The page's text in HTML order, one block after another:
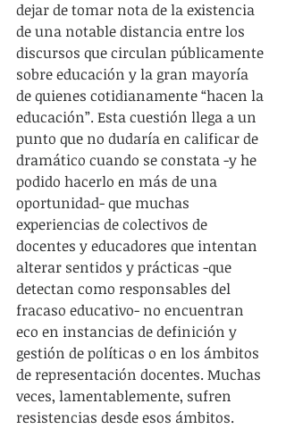
dejar de tomar nota de la existencia
de una notable distancia entre los
discursos que circulan públicamente
sobre educación y la gran mayoría
de quienes cotidianamente “hacen la
educación”. Esta cuestión llega a un
punto que no dudaría en calificar de
dramático cuando se constata -y he
podido hacerlo en más de una
oportunidad- que muchas
experiencias de colectivos de
docentes y educadores que intentan
alterar sentidos y prácticas -que
detectan como responsables del
fracaso educativo- no encuentran
eco en instancias de definición y
gestión de políticas o en los ámbitos
de representación docentes. Muchas
veces, lamentablemente, sufren
resistencias desde esos ámbitos.